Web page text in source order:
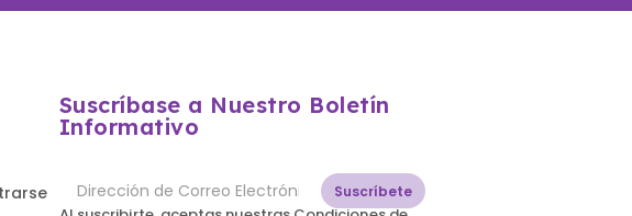
Suscríbase a Nuestro Boletín
Informativo
Suscríbete